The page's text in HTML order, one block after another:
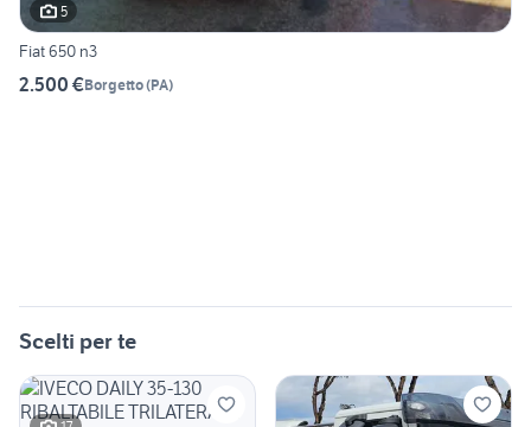
5
Fiat 650 n3
2.500 €Borgetto(PA)
Scelti per te